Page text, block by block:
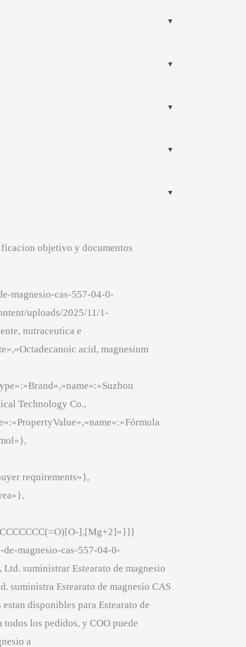
objetivo y documentos
magnesio-cas-557-04-0-
uploads/2025/11/1-
nutraceutica e
acid, magnesium
Technology Co.,
requirements»},
].[Mg+2]»}]}
magnesio-cas-557-04-0-
suministrar Estearato de magnesio
suministra Estearato de magnesio CAS
disponibles para Estearato de
los pedidos, y COO puede
a